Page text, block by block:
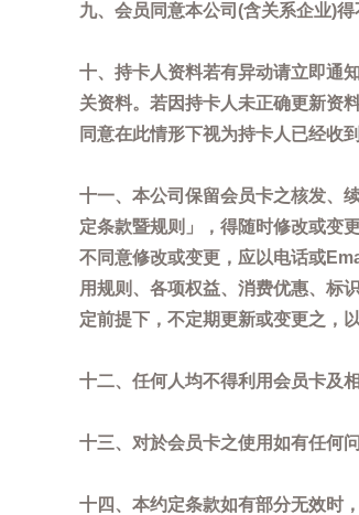
九、会员同意本公司(含关系企业)
十、持卡人资料若有异动请立即通
关资料。若因持卡人未正确更新资
同意在此情形下视为持卡人已经收
十一、本公司保留会员卡之核发、
定条款暨规则」，得随时修改或变
不同意修改或变更，应以电话或
用规则、各项权益、消费优惠、标
定前提下，不定期更新或变更之，
十二、任何人均不得利用会员卡及
十三、对於会员卡之使用如有任何
十四、本约定条款如有部分无效时